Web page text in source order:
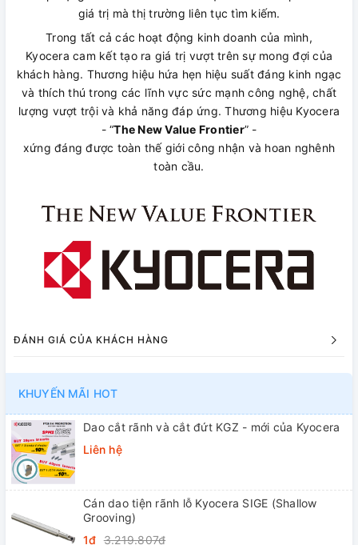
giá trị mà thị trường liên tục tìm kiếm.
Trong tất cả các hoạt động kinh doanh của mình,
Kyocera cam kết tạo ra giá trị vượt trên sự mong đợi của
khách hàng. Thương hiệu hứa hẹn hiệu suất đáng kinh ngạc
và thích thú trong các lĩnh vực sức mạnh công nghệ, chất
lượng vượt trội và khả năng đáp ứng. Thương hiệu Kyocera
- “The New Value Frontier” -
xứng đáng được toàn thế giới công nhận và hoan nghênh
toàn cầu.
ĐÁNH GIÁ CỦA KHÁCH HÀNG
KHUYẾN MÃI HOT
Dao cắt rãnh và cắt đứt KGZ - mới của Kyocera
Liên hệ
Cán dao tiện rãnh lỗ Kyocera SIGE (Shallow
Grooving)
1₫ 3.219.807₫